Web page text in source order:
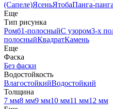
(Сапеле)ЯсеньЯтобаПанга-панга
Еще
Тип рисунка
Ромб1-полосныйС узором3-х
полосныйКвадратКамень
Еще
Фаска
Без фаски
Водостойкость
ВлагостойкийВодостойкий
Толщина
7 мм8 мм9 мм10 мм11 мм12 мм